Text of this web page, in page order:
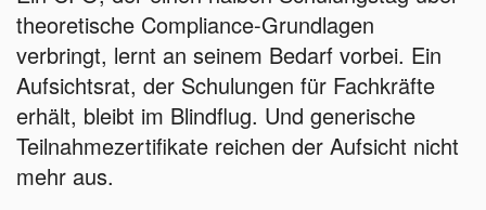
theoretische Compliance-Grundlagen
verbringt, lernt an seinem Bedarf vorbei. Ein
Aufsichtsrat, der Schulungen für Fachkräfte
erhält, bleibt im Blindflug. Und generische
Teilnahmezertifikate reichen der Aufsicht nicht
mehr aus.